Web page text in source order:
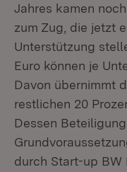
Jahres kamen
zum Zug, die jetzt
Unterstützung
Euro können je
Davon übernimmt
restlichen 20
Dessen
durch Start-up BW